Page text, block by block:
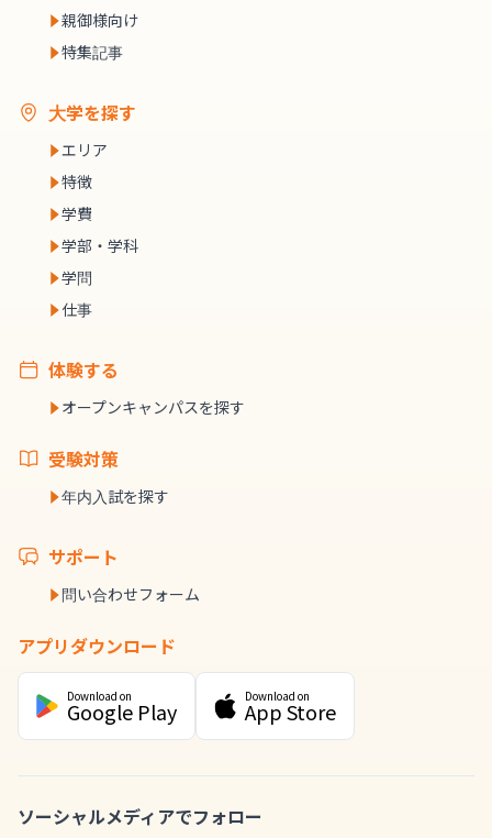
親御様向け
特集記事
大学を探す
エリア
特徴
学費
学部・学科
学問
仕事
体験する
オープンキャンパスを探す
受験対策
年内入試を探す
サポート
問い合わせフォーム
アプリダウンロード
Download on
Google Play
Download on
App Store
ソーシャルメディアでフォロー